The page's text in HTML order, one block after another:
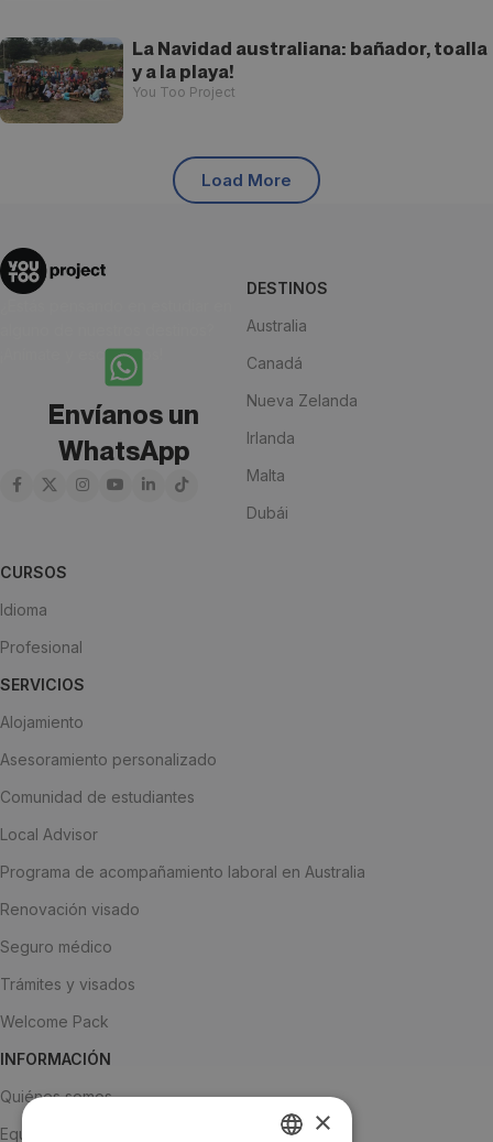
La Navidad australiana: bañador, toalla
y a la playa!
You Too Project
Load More
¡Anímate y escríbenos!
Envíanos un
WhatsApp
DESTINOS
Australia
Canadá
Nueva Zelanda
Irlanda
Malta
Dubái
CURSOS
Idioma
Profesional
SERVICIOS
Alojamiento
Asesoramiento personalizado
Comunidad de estudiantes
Local Advisor
Programa de acompañamiento laboral en Australia
Renovación visado
Seguro médico
Trámites y visados
Welcome Pack
INFORMACIÓN
Quiénes somos
Equipo
×